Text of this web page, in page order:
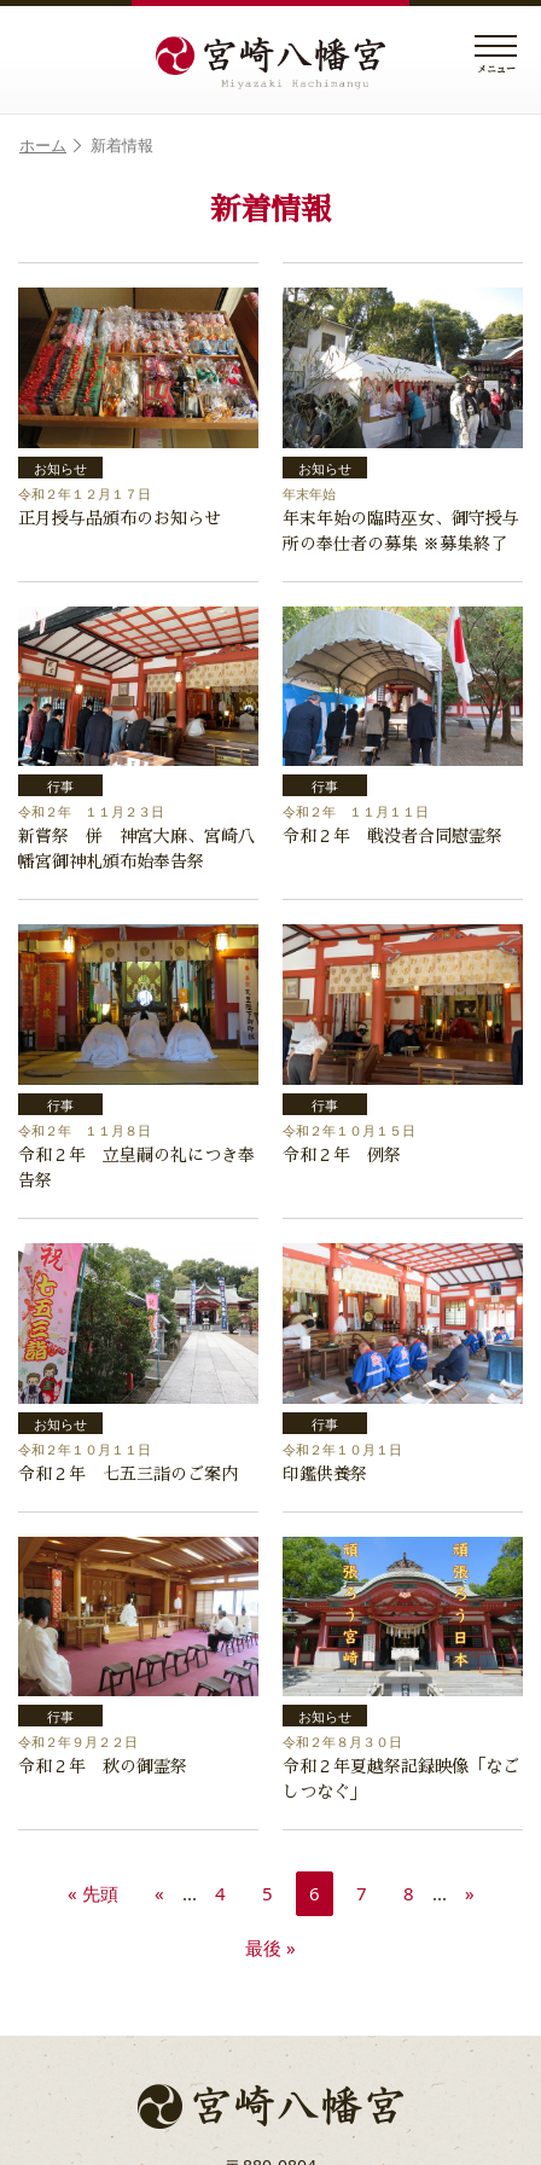
メニュー
ホーム 新着情報
新着情報
お知らせ
令和２年１２月１７日
正月授与品頒布のお知らせ
お知らせ
年末年始
年末年始の臨時巫女、御守授与
所の奉仕者の募集 ※募集終了
行事
令和２年 １１月２３日
新嘗祭 併 神宮大麻、宮崎八
幡宮御神札頒布始奉告祭
行事
令和２年 １１月１１日
令和２年 戦没者合同慰霊祭
行事
令和２年 １１月８日
令和２年 立皇嗣の礼につき奉
告祭
行事
令和２年１０月１５日
令和２年 例祭
お知らせ
令和２年１０月１１日
令和２年 七五三詣のご案内
行事
令和２年１０月１日
印鑑供養祭
行事
令和２年９月２２日
令和２年 秋の御霊祭
お知らせ
令和２年８月３０日
令和２年夏越祭記録映像「なご
しつなぐ」
« 先頭 « ... 4 5 6 7 8 ... »
最後 »